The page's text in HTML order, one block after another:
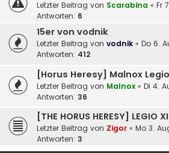
Letzter Beitrag von Scarabina « Fr
Antworten: 6
15er von vodnik
Letzter Beitrag von vodnik « Do 6.
Antworten: 412
[Horus Heresy] Malnox
Letzter Beitrag von Malnox « Di 4.
Antworten: 36
[THE HORUS HERESY]
Letzter Beitrag von Zigor « Mo 3.
Antworten: 3